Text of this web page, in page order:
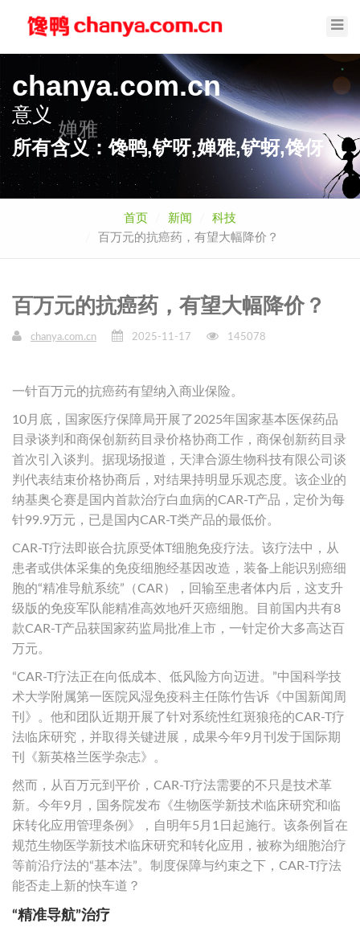
chanya.com.cn
意义 婵雅
所有含义：馋鸭,铲呀,婵雅,铲蚜,馋伢
首页 新闻
科技
百万元的抗癌药，有望大幅降价？
百万元的抗癌药，有望大幅降价？
chanya.com.cn 2025-11-17 145078
一针百万元的抗癌药有望纳入商业保险。
10月底，国家医疗保障局开展了2025年国家基本医保药品
目录谈判和商保创新药目录价格协商工作，商保创新药目录
首次引入谈判。据现场报道，天津合源生物科技有限公司谈
判代表结束价格协商后，对结果持明显乐观态度。该企业的
纳基奥仑赛是国内首款治疗白血病的CAR-T产品，定价为每
针99.9万元，已是国内CAR-T类产品的最低价。
CAR-T疗法即嵌合抗原受体T细胞免疫疗法。该疗法中，从
患者或供体采集的免疫细胞经基因改造，装备上能识别癌细
胞的“精准导航系统”（CAR），回输至患者体内后，这支升
级版的免疫军队能精准高效地歼灭癌细胞。目前国内共有8
款CAR-T产品获国家药监局批准上市，一针定价大多高达百
万元。
“CAR-T疗法正在向低成本、低风险方向迈进。”中国科学技
术大学附属第一医院风湿免疫科主任陈竹告诉《中国新闻周
刊》。他和团队近期开展了针对系统性红斑狼疮的CAR-T疗
法临床研究，并取得关键进展，成果今年9月刊发于国际期
刊《新英格兰医学杂志》。
然而，从百万元到平价，CAR-T疗法需要的不只是技术革
新。今年9月，国务院发布《生物医学新技术临床研究和临
床转化应用管理条例》，自明年5月1日起施行。该条例旨在
规范生物医学新技术临床研究和转化应用，被称为细胞治疗
等前沿疗法的“基本法”。制度保障与约束之下，CAR-T疗法
能否走上新的快车道？
“精准导航”治疗